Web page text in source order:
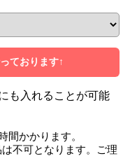
ております↑
も入れることが可能
間かかります。
不可となります。ご理